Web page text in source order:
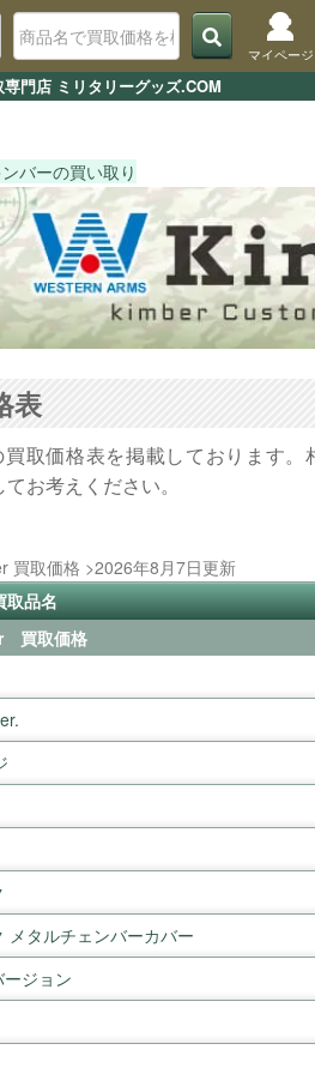
門店 ミリタリーグッズ.COM
マイページ
バーの買い取り
表
取価格表を掲載しております。
お考えください。
買取価格 >2026年8月7日更新
取品名
買取価格
メタルチェンバーカバー
ジョン